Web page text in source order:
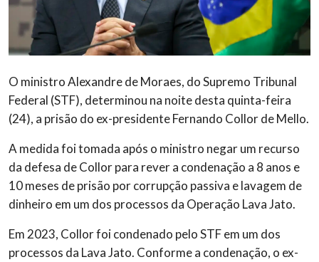
O ministro Alexandre de Moraes, do Supremo Tribunal
Federal (STF), determinou na noite desta quinta-feira
(24), a prisão do ex-presidente Fernando Collor de Mello.
A medida foi tomada após o ministro negar um recurso
da defesa de Collor para rever a condenação a 8 anos e
10 meses de prisão por corrupção passiva e lavagem de
dinheiro em um dos processos da Operação Lava Jato.
Em 2023, Collor foi condenado pelo STF em um dos
processos da Lava Jato. Conforme a condenação, o ex-